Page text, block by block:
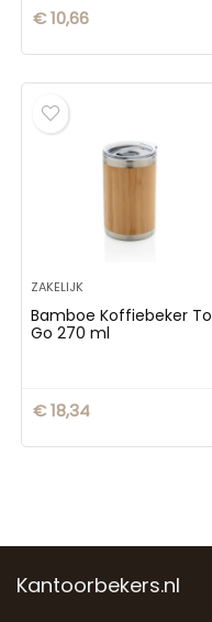
€10,66
ZAKELIJK
Bamboe Koffiebeker To
Go 270 ml
€18,34
Kantoorbekers.nl